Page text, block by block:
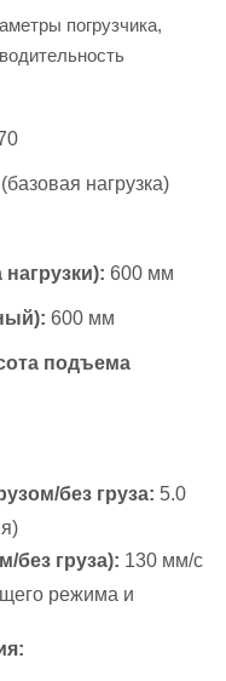
погрузчика,
нагрузка)
600 мм
600 мм
подъема
без груза: 5.0
без груза): 130 мм/с
режима и